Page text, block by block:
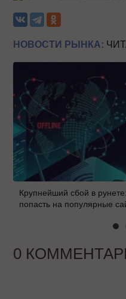
НОВОСТИ РЫНКА:
Крупнейший сбой в
попасть на популярные
0